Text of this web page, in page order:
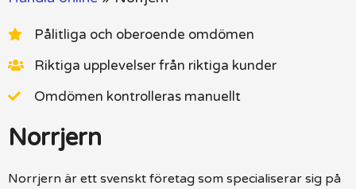
Pålitliga och oberoende omdömen
Riktiga upplevelser från riktiga kunder
Omdömen kontrolleras manuellt
Norrjern
Norrjern är ett svenskt företag som specialiserar sig på